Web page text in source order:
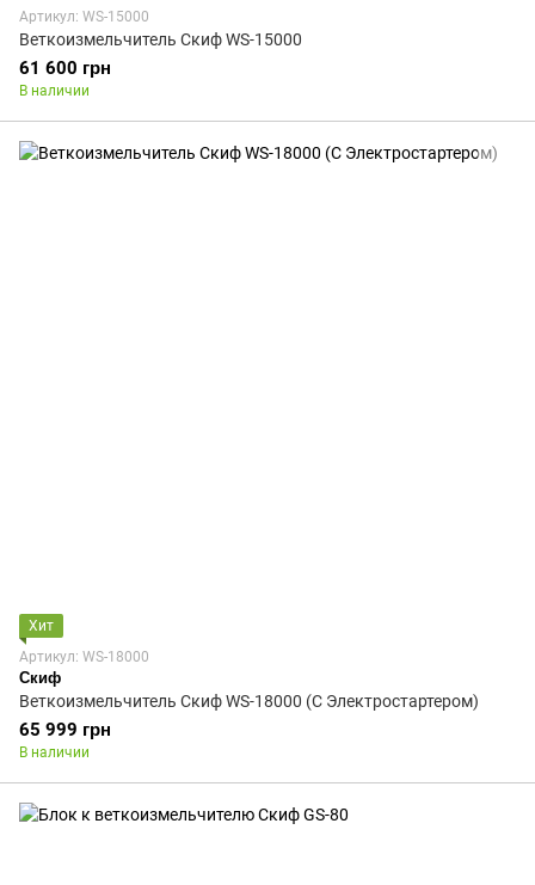
Артикул: WS-15000
Веткоизмельчитель Скиф WS-15000
61 600 грн
В наличии
Хит
Артикул: WS-18000
Скиф
Веткоизмельчитель Скиф WS-18000 (С Электростартером)
65 999 грн
В наличии